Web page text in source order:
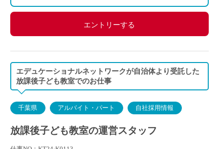
※シフト制となります
エントリーする
エデュケーショナルネットワークが自治体より受託した
放課後子ども教室でのお仕事
千葉県 アルバイト・パート 自社採用情報
放課後子ども教室の運営スタッフ